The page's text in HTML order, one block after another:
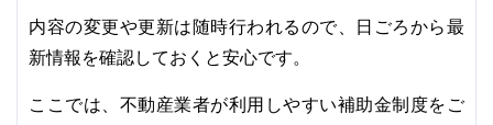
内容の変更や更新は随時行われるので、日ごろから最
新情報を確認しておくと安心です。
ここでは、不動産業者が利用しやすい補助金制度をご